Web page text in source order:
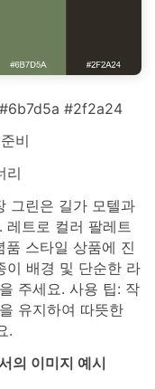
#2f2a24
비
리
그린은 길가 모텔과
레트로 컬러 팔레트
품 스타일 상품에 진
이 배경 및 단순한 라
주세요. 사용 팁: 작
유지하여 따뜻한
.
의 이미지 예시